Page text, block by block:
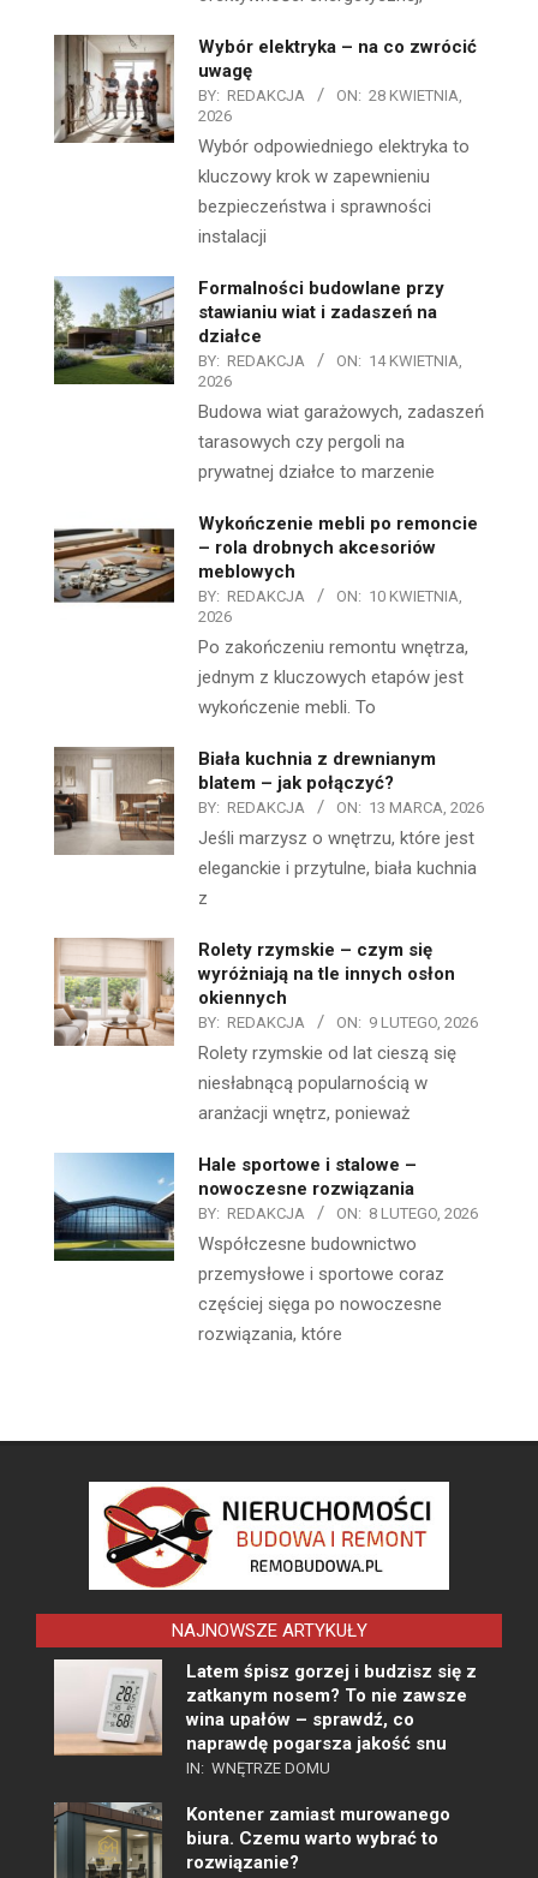
Wybór elektryka – na co zwrócić
uwagę
BY: REDAKCJA ON: 28 KWIETNIA,
2026
Wybór odpowiedniego elektryka to
kluczowy krok w zapewnieniu
bezpieczeństwa i sprawności
instalacji
Formalności budowlane przy
stawianiu wiat i zadaszeń na
działce
BY: REDAKCJA ON: 14 KWIETNIA,
2026
Budowa wiat garażowych, zadaszeń
tarasowych czy pergoli na
prywatnej działce to marzenie
Wykończenie mebli po remoncie
– rola drobnych akcesoriów
meblowych
BY: REDAKCJA ON: 10 KWIETNIA,
2026
Po zakończeniu remontu wnętrza,
jednym z kluczowych etapów jest
wykończenie mebli. To
Biała kuchnia z drewnianym
blatem – jak połączyć?
BY: REDAKCJA ON: 13 MARCA, 2026
Jeśli marzysz o wnętrzu, które jest
eleganckie i przytulne, biała kuchnia
z
Rolety rzymskie – czym się
wyróżniają na tle innych osłon
okiennych
BY: REDAKCJA ON: 9 LUTEGO, 2026
Rolety rzymskie od lat cieszą się
niesłabnącą popularnością w
aranżacji wnętrz, ponieważ
Hale sportowe i stalowe –
nowoczesne rozwiązania
BY: REDAKCJA ON: 8 LUTEGO, 2026
Współczesne budownictwo
przemysłowe i sportowe coraz
częściej sięga po nowoczesne
rozwiązania, które
NAJNOWSZE ARTYKUŁY
Latem śpisz gorzej i budzisz się z
zatkanym nosem? To nie zawsze
wina upałów – sprawdź, co
naprawdę pogarsza jakość snu
IN: WNĘTRZE DOMU
Kontener zamiast murowanego
biura. Czemu warto wybrać to
rozwiązanie?